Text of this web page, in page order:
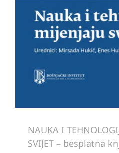
NAUKA I
SVIJET – besplatna